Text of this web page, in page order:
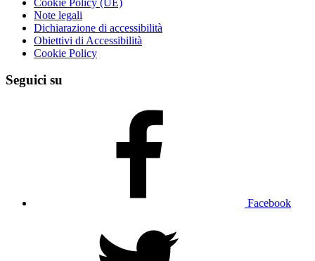
Note legali
Dichiarazione di accessibilità
Obiettivi di Accessibilità
Cookie Policy
Seguici su
Facebook